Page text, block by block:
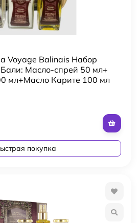
Voyage Balinais Набор
Масло-спрей 50 мл+
мл+Масло Карите 100 мл
покупка